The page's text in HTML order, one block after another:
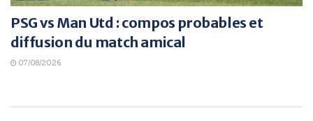
PSG vs Man Utd : compos probables et
diffusion du match amical
07/08/2026